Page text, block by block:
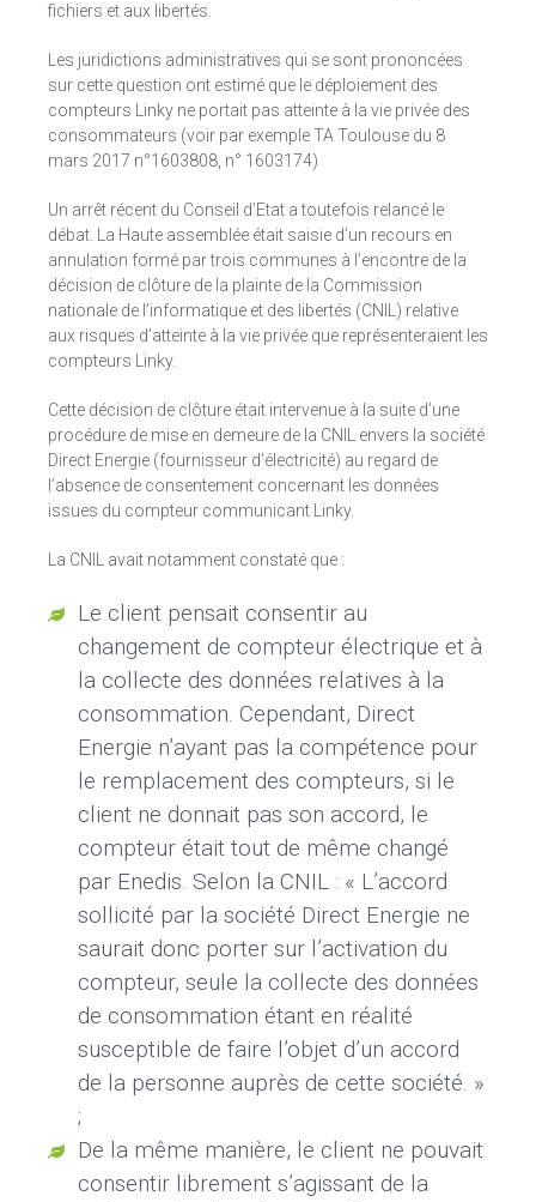
fichiers et aux libertés.
Les juridictions administratives qui se sont prononcées
sur cette question ont estimé que le déploiement des
compteurs Linky ne portait pas atteinte à la vie privée des
consommateurs (voir par exemple TA Toulouse du 8
mars 2017 n°1603808, n° 1603174)
Un arrêt récent du Conseil d’Etat a toutefois relancé le
débat. La Haute assemblée était saisie d’un recours en
annulation formé par trois communes à l’encontre de la
décision de clôture de la plainte de la Commission
nationale de l’informatique et des libertés (CNIL) relative
aux risques d’atteinte à la vie privée que représenteraient les
compteurs Linky.
Cette décision de clôture était intervenue à la suite d’une
procédure de mise en demeure de la CNIL envers la société
Direct Energie (fournisseur d’électricité) au regard de
l’absence de consentement concernant les données
issues du compteur communicant Linky.
La CNIL avait notamment constaté que :
Le client pensait consentir au
changement de compteur électrique et à
la collecte des données relatives à la
consommation. Cependant, Direct
Energie n’ayant pas la compétence pour
le remplacement des compteurs, si le
client ne donnait pas son accord, le
compteur était tout de même changé
par Enedis. Selon la CNIL : « L’accord
sollicité par la société Direct Energie ne
saurait donc porter sur l’activation du
compteur, seule la collecte des données
de consommation étant en réalité
susceptible de faire l’objet d’un accord
de la personne auprès de cette société. »
;
De la même manière, le client ne pouvait
consentir librement s’agissant de la